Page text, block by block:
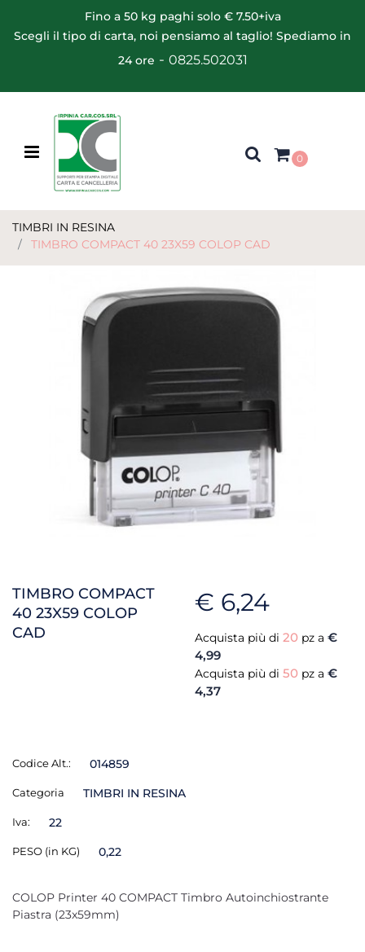
Fino a 50 kg paghi solo € 7.50+iva
Scegli il tipo di carta, noi pensiamo al taglio! Spediamo in
24 ore - 0825.502031
Open menu
0
TIMBRI IN RESINA
TIMBRO COMPACT 40 23X59 COLOP CAD
TIMBRO COMPACT
40 23X59 COLOP
CAD
€ 6,24
Acquista più di 20 pz a €
4,99
Acquista più di 50 pz a €
4,37
Codice Alt.: 014859
Categoria TIMBRI IN RESINA
Iva: 22
PESO (in KG) 0,22
COLOP Printer 40 COMPACT Timbro Autoinchiostrante
Piastra (23x59mm)